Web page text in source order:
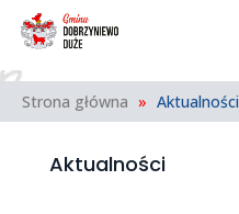
Strona główna » Aktualności
Aktualności